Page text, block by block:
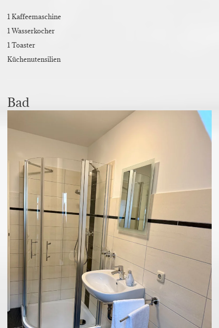
1 Kaffeemaschine
1 Wasserkocher
1 Toaster
Küchenutensilien
Bad